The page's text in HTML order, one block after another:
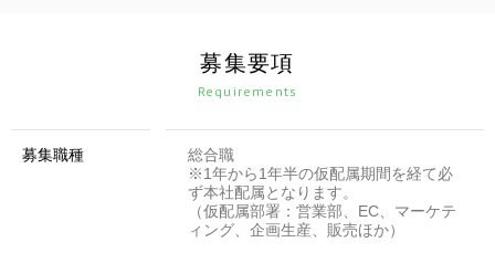
募集要項
Requirements
募集職種
総合職
※1年から1年半の仮配属期間を経て必
ず本社配属となります。
（仮配属部署：営業部、EC、マーケテ
ィング、企画生産、販売ほか）